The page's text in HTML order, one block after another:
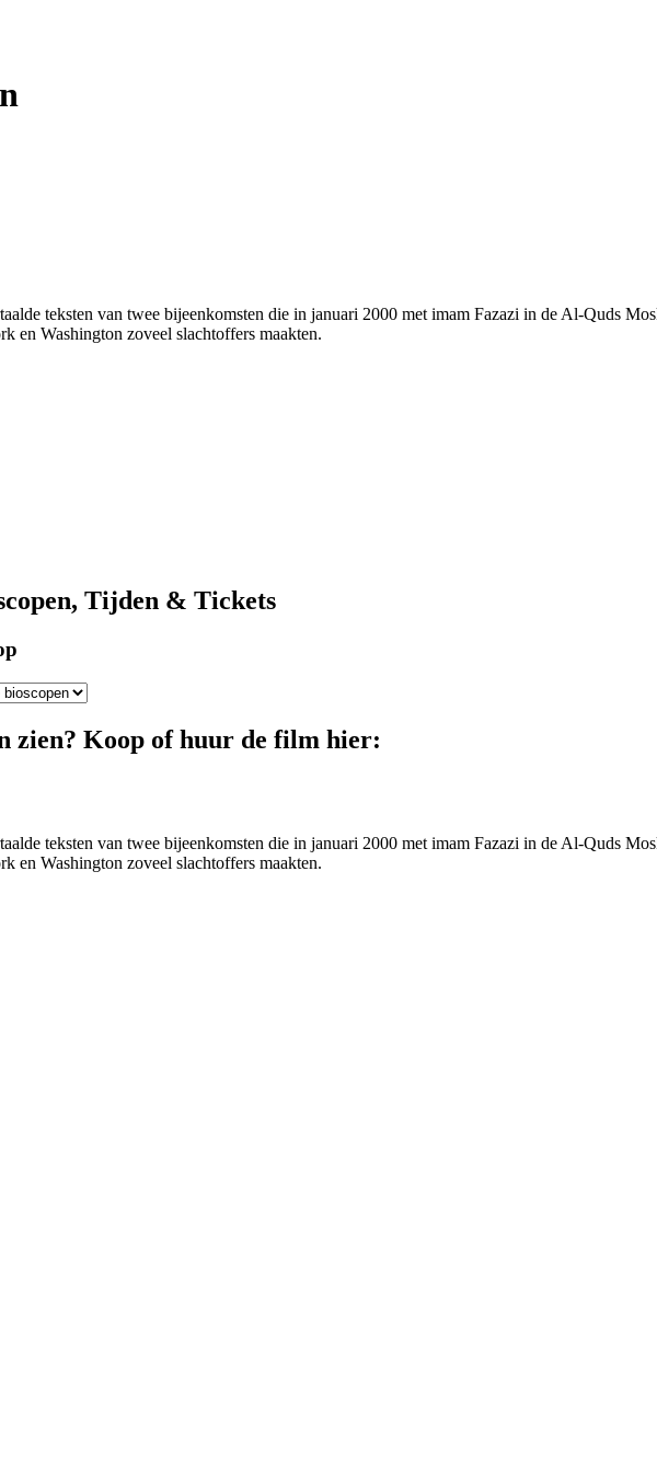
teksten van twee bijeenkomsten die in januari 2000 met imam Fazazi in de Al-Quds
en Washington zoveel slachtoffers maakten.
Tijden & Tickets
zien? Koop of huur de film hier:
teksten van twee bijeenkomsten die in januari 2000 met imam Fazazi in de Al-Quds
en Washington zoveel slachtoffers maakten.